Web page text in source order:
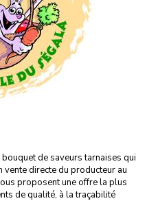
de saveurs tarnaises qui
vente directe du producteur au
proposent une offre la plus
de qualité, à la traçabilité